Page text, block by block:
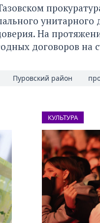
унитарного
На
договоров на
Пуровский район
КУЛЬТУРА